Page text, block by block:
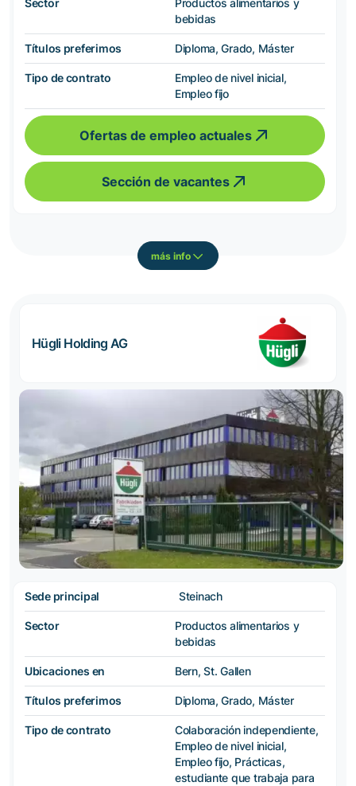
Sector
Productos alimentarios y
bebidas
Títulos preferimos Diploma, Grado, Máster
Tipo de contrato
Empleo de nivel inicial,
Empleo fijo
Ofertas de empleo actuales
Sección de vacantes
más info
Hügli Holding AG
Sede principal Steinach
Sector
Productos alimentarios y
bebidas
Ubicaciones en Bern, St. Gallen
Títulos preferimos Diploma, Grado, Máster
Tipo de contrato
Colaboración independiente,
Empleo de nivel inicial,
Empleo fijo, Prácticas,
estudiante que trabaja para